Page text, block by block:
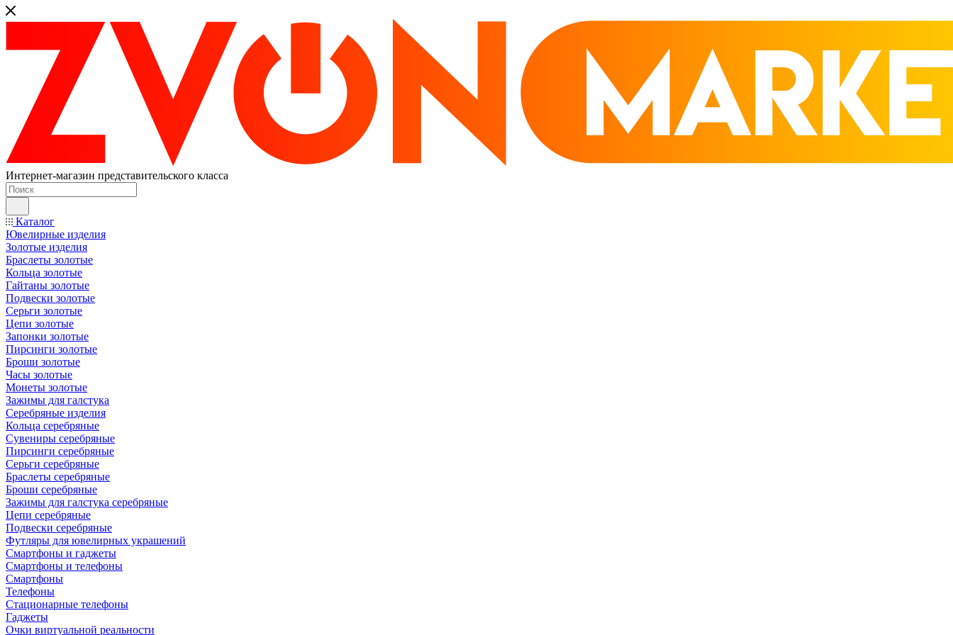
Интернет-магазин представительского класса
Каталог
Ювелирные изделия
Золотые изделия
Браслеты золотые
Кольца золотые
Гайтаны золотые
Подвески золотые
Серьги золотые
Цепи золотые
Запонки золотые
Пирсинги золотые
Броши золотые
Часы золотые
Монеты золотые
Зажимы для галстука
Серебряные изделия
Кольца серебряные
Сувениры серебряные
Пирсинги серебряные
Серьги серебряные
Браслеты серебряные
Броши серебряные
Зажимы для галстука серебряные
Цепи серебряные
Подвески серебряные
Футляры для ювелирных украшений
Смартфоны и гаджеты
Смартфоны и телефоны
Смартфоны
Телефоны
Стационарные телефоны
Гаджеты
Очки виртуальной реальности